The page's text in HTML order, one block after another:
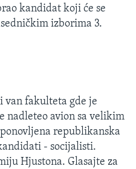
kandidat koji će se
izborima 3.
van fakulteta gde je
nadleteo avion sa velikim
republikanska
- socijalisti.
Hjustona. Glasajte za